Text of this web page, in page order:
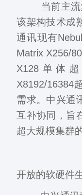
当前主流集
该架构技术成
通讯现有
Matrix X256/
X128单体
X8192/16384
需求。中兴通
互补协同，旨
超大规模集群
开放的软硬件